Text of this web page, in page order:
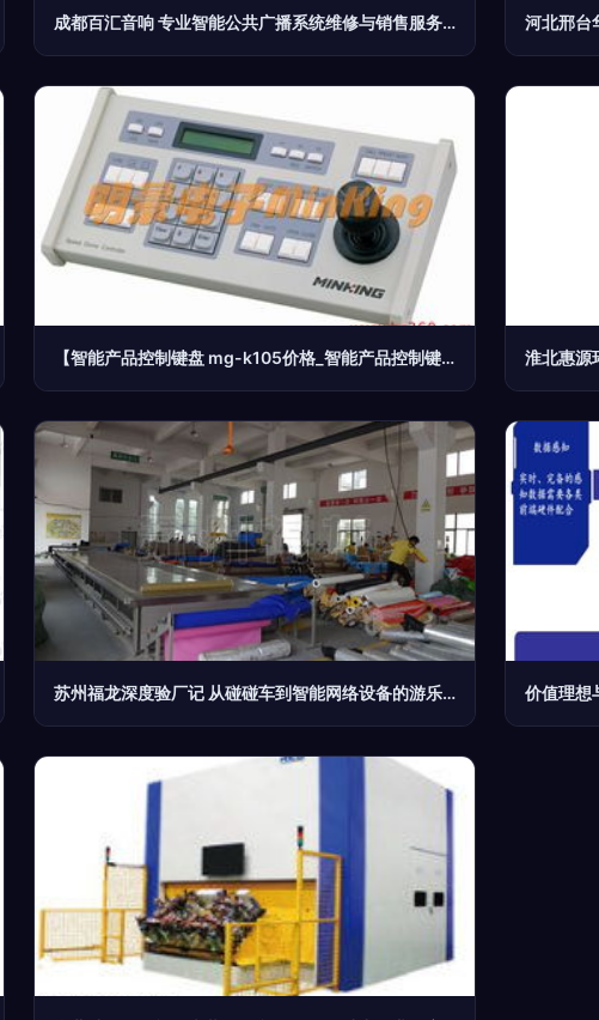
成都百汇音响 专业智能公共广播系统维修与销售服务商
【智能产品控制键盘 mg-k105价格_智能产品控制键盘 mg-k105厂家】-
苏州福龙深度验厂记 从碰碰车到智能网络设备的游乐创新之旅